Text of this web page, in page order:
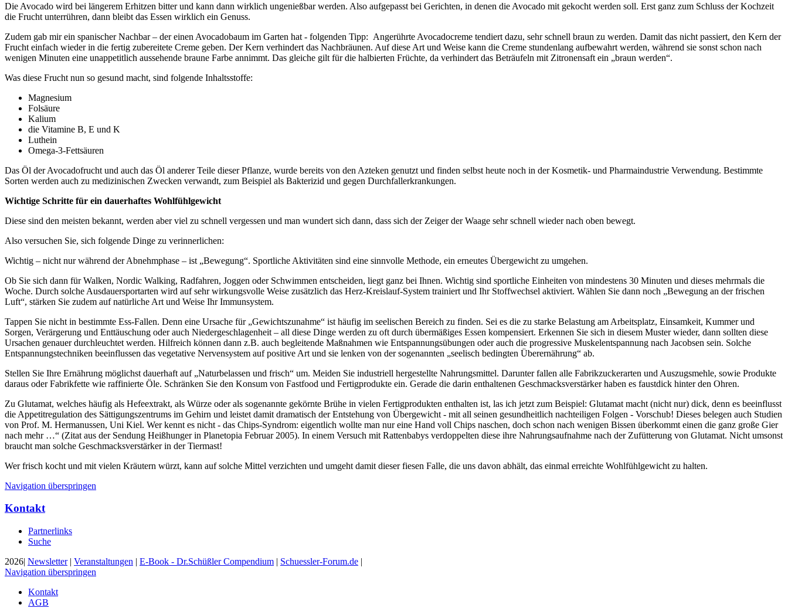
Die Avocado wird bei längerem Erhitzen bitter und kann dann wirklich ungenießbar werden. Also aufgepasst bei Gerichten, in denen die Avocado mit gekocht werden soll. Erst ganz zum Schluss der Kochzeit
die Frucht unterrühren, dann bleibt das Essen wirklich ein Genuss.
Zudem gab mir ein spanischer Nachbar – der einen Avocadobaum im Garten hat - folgenden Tipp: Angerührte Avocadocreme tendiert dazu, sehr schnell braun zu werden. Damit das nicht passiert, den Kern der
Frucht einfach wieder in die fertig zubereitete Creme geben. Der Kern verhindert das Nachbräunen. Auf diese Art und Weise kann die Creme stundenlang aufbewahrt werden, während sie sonst schon nach
wenigen Minuten eine unappetitlich aussehende braune Farbe annimmt. Das gleiche gilt für die halbierten Früchte, da verhindert das Beträufeln mit Zitronensaft ein „braun werden“.
Was diese Frucht nun so gesund macht, sind folgende Inhaltsstoffe:
Magnesium
Folsäure
Kalium
die Vitamine B, E und K
Luthein
Omega-3-Fettsäuren
Das Öl der Avocadofrucht und auch das Öl anderer Teile dieser Pflanze, wurde bereits von den Azteken genutzt und finden selbst heute noch in der Kosmetik- und Pharmaindustrie Verwendung. Bestimmte
Sorten werden auch zu medizinischen Zwecken verwandt, zum Beispiel als Bakterizid und gegen Durchfallerkrankungen.
Wichtige Schritte für ein dauerhaftes Wohlfühlgewicht
Diese sind den meisten bekannt, werden aber viel zu schnell vergessen und man wundert sich dann, dass sich der Zeiger der Waage sehr schnell wieder nach oben bewegt.
Also versuchen Sie, sich folgende Dinge zu verinnerlichen:
Wichtig – nicht nur während der Abnehmphase – ist „Bewegung“. Sportliche Aktivitäten sind eine sinnvolle Methode, ein erneutes Übergewicht zu umgehen.
Ob Sie sich dann für Walken, Nordic Walking, Radfahren, Joggen oder Schwimmen entscheiden, liegt ganz bei Ihnen. Wichtig sind sportliche Einheiten von mindestens 30 Minuten und dieses mehrmals die
Woche. Durch solche Ausdauersportarten wird auf sehr wirkungsvolle Weise zusätzlich das Herz-Kreislauf-System trainiert und Ihr Stoffwechsel aktiviert. Wählen Sie dann noch „Bewegung an der frischen
Luft“, stärken Sie zudem auf natürliche Art und Weise Ihr Immunsystem.
Tappen Sie nicht in bestimmte Ess-Fallen. Denn eine Ursache für „Gewichtszunahme“ ist häufig im seelischen Bereich zu finden. Sei es die zu starke Belastung am Arbeitsplatz, Einsamkeit, Kummer und
Sorgen, Verärgerung und Enttäuschung oder auch Niedergeschlagenheit – all diese Dinge werden zu oft durch übermäßiges Essen kompensiert. Erkennen Sie sich in diesem Muster wieder, dann sollten diese
Ursachen genauer durchleuchtet werden. Hilfreich können dann z.B. auch begleitende Maßnahmen wie Entspannungsübungen oder auch die progressive Muskelentspannung nach Jacobsen sein. Solche
Entspannungstechniken beeinflussen das vegetative Nervensystem auf positive Art und sie lenken von der sogenannten „seelisch bedingten Überernährung“ ab.
Stellen Sie Ihre Ernährung möglichst dauerhaft auf „Naturbelassen und frisch“ um. Meiden Sie industriell hergestellte Nahrungsmittel. Darunter fallen alle Fabrikzuckerarten und Auszugsmehle, sowie Produkte
daraus oder Fabrikfette wie raffinierte Öle. Schränken Sie den Konsum von Fastfood und Fertigprodukte ein. Gerade die darin enthaltenen Geschmacksverstärker haben es faustdick hinter den Ohren.
Zu Glutamat, welches häufig als Hefeextrakt, als Würze oder als sogenannte gekörnte Brühe in vielen Fertigprodukten enthalten ist, las ich jetzt zum Beispiel: Glutamat macht (nicht nur) dick, denn es beeinflusst
die Appetitregulation des Sättigungszentrums im Gehirn und leistet damit dramatisch der Entstehung von Übergewicht - mit all seinen gesundheitlich nachteiligen Folgen - Vorschub! Dieses belegen auch Studien
von Prof. M. Hermanussen, Uni Kiel. Wer kennt es nicht - das Chips-Syndrom: eigentlich wollte man nur eine Hand voll Chips naschen, doch schon nach wenigen Bissen überkommt einen die ganz große Gier
nach mehr …“ (Zitat aus der Sendung Heißhunger in Planetopia Februar 2005). In einem Versuch mit Rattenbabys verdoppelten diese ihre Nahrungsaufnahme nach der Zufütterung von Glutamat. Nicht umsonst
braucht man solche Geschmacksverstärker in der Tiermast!
Wer frisch kocht und mit vielen Kräutern würzt, kann auf solche Mittel verzichten und umgeht damit dieser fiesen Falle, die uns davon abhält, das einmal erreichte Wohlfühlgewicht zu halten.
Navigation überspringen
Kontakt
Partnerlinks
Suche
2026| Newsletter| Veranstaltungen | E-Book - Dr.Schüßler Compendium | Schuessler-Forum.de |
Navigation überspringen
Kontakt
AGB